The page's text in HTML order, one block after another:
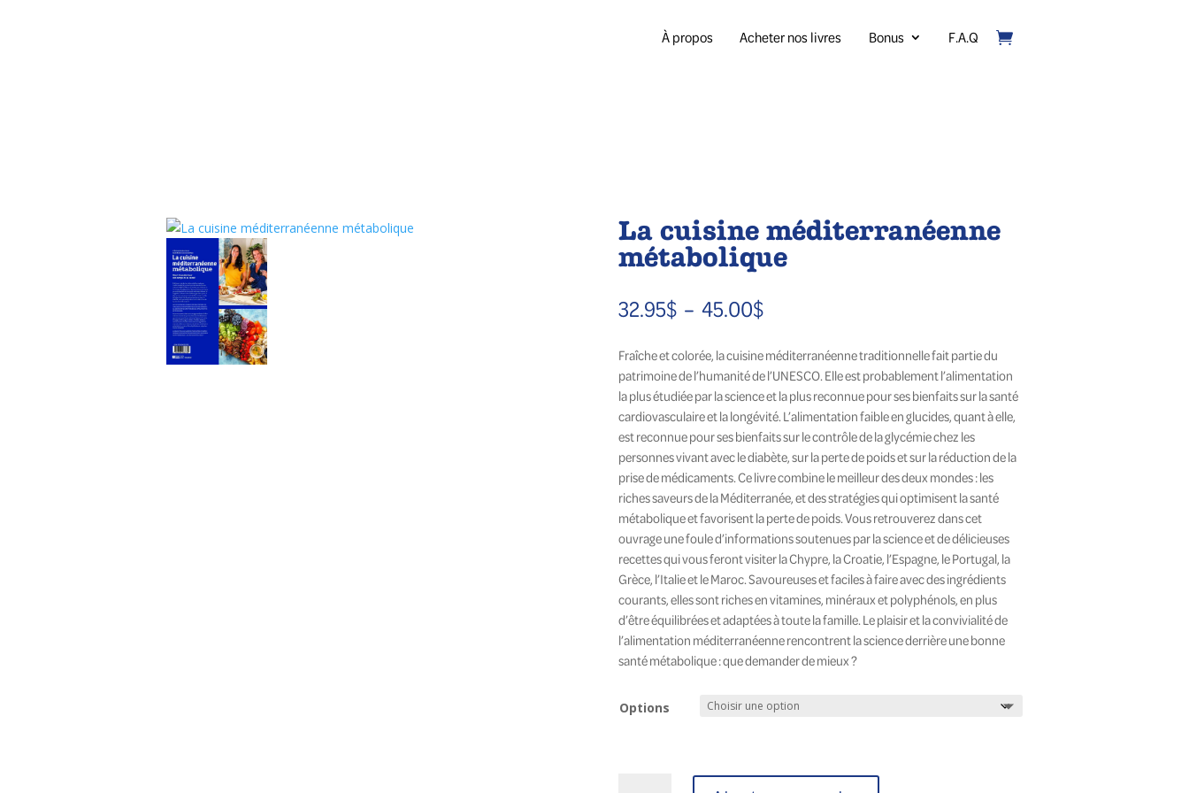
À propos Acheter nos livres Bonus F.A.Q
La cuisine méditerranéenne
métabolique
32.95$ – 45.00$Plage
prix :
32.95$
à
45.00$
Fraîche et colorée, la cuisine méditerranéenne traditionnelle fait partie du
patrimoine de l’humanité de l’UNESCO. Elle est probablement l’alimentation
la plus étudiée par la science et la plus reconnue pour ses bienfaits sur la santé
cardiovasculaire et la longévité. L’alimentation faible en glucides, quant à elle,
est reconnue pour ses bienfaits sur le contrôle de la glycémie chez les
personnes vivant avec le diabète, sur la perte de poids et sur la réduction de la
prise de médicaments. Ce livre combine le meilleur des deux mondes : les
riches saveurs de la Méditerranée, et des stratégies qui optimisent la santé
métabolique et favorisent la perte de poids. Vous retrouverez dans cet
ouvrage une foule d’informations soutenues par la science et de délicieuses
recettes qui vous feront visiter la Chypre, la Croatie, l’Espagne, le Portugal, la
Grèce, l’Italie et le Maroc. Savoureuses et faciles à faire avec des ingrédients
courants, elles sont riches en vitamines, minéraux et polyphénols, en plus
d’être équilibrées et adaptées à toute la famille. Le plaisir et la convivialité de
l’alimentation méditerranéenne rencontrent la science derrière une bonne
santé métabolique : que demander de mieux ?
Options